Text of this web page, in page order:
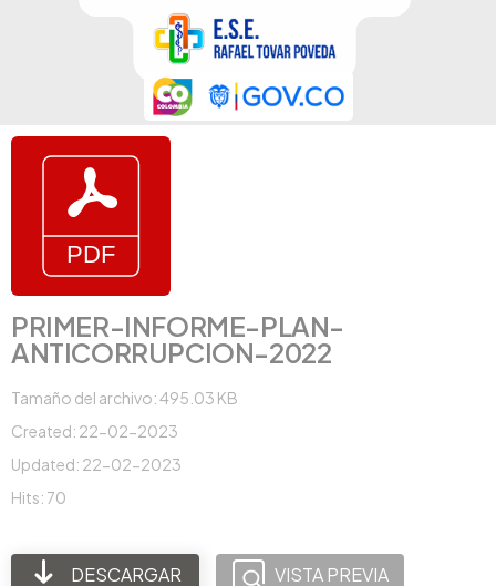
PRIMER-INFORME-PLAN-
ANTICORRUPCION-2022
Tamaño del archivo: 495.03 KB
Created: 22-02-2023
Updated: 22-02-2023
Hits: 70
DESCARGAR VISTA PREVIA